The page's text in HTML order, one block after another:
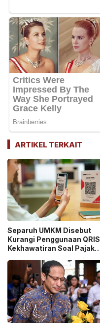
ARTIKEL TERKAIT
Separuh UMKM Disebut
Kurangi Penggunaan QRIS,
Kekhawatiran Soal Pajak
Sorotan!